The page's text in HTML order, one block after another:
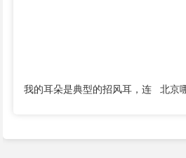
我的耳朵是典型的招风耳，连
北京